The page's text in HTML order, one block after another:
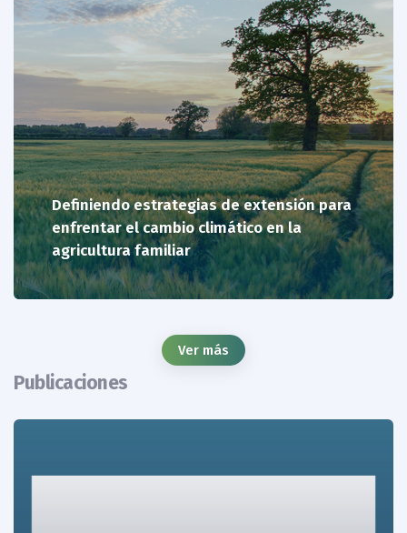
Definiendo estrategias de extensión para
enfrentar el cambio climático en la
agricultura familiar
Ver más
Publicaciones